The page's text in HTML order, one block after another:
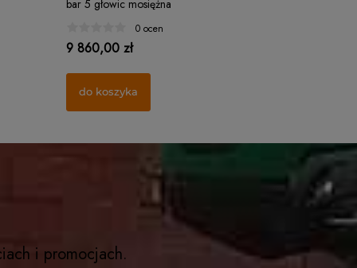
bar 5 głowic mosiężna
0 ocen
9 860,00 zł
do koszyka
32
1 ocena
1,25 zł
do koszyka
i promocjach.